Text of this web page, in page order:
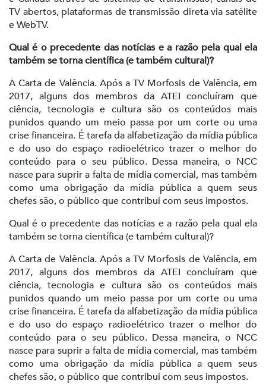
TV abertos, plataformas de transmissão direta via satélite
e WebTV.
Qual é o precedente das notícias e a razão pela qual ela
também se torna científica (e também cultural)?
A Carta de Valência. Após a TV Morfosis de Valência, em
2017, alguns dos membros da ATEI concluíram que
ciência, tecnologia e cultura são os conteúdos mais
punidos quando um meio passa por um corte ou uma
crise financeira. É tarefa da alfabetização da mídia pública
e do uso do espaço radioelétrico trazer o melhor do
conteúdo para o seu público. Dessa maneira, o NCC
nasce para suprir a falta de mídia comercial, mas também
como uma obrigação da mídia pública a quem seus
chefes são, o público que contribui com seus impostos.
Qual é o precedente das notícias e a razão pela qual ela
também se torna científica (e também cultural)?
A Carta de Valência. Após a TV Morfosis de Valência, em
2017, alguns dos membros da ATEI concluíram que
ciência, tecnologia e cultura são os conteúdos mais
punidos quando um meio passa por um corte ou uma
crise financeira. É tarefa da alfabetização da mídia pública
e do uso do espaço radioelétrico trazer o melhor do
conteúdo para o seu público. Dessa maneira, o NCC
nasce para suprir a falta de mídia comercial, mas também
como uma obrigação da mídia pública a quem seus
chefes são, o público que contribui com seus impostos.